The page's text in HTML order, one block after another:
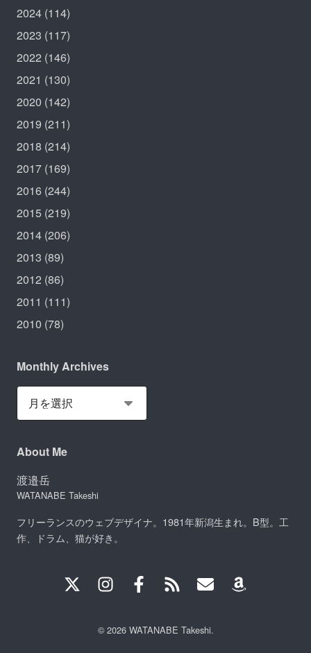
2024 (114)
2023 (117)
2022 (146)
2021 (130)
2020 (142)
2019 (211)
2018 (214)
2017 (169)
2016 (244)
2015 (219)
2014 (206)
2013 (89)
2012 (86)
2011 (111)
2010 (78)
Monthly Archives
About Me
渡邉岳
WATANABE Takeshi
フリーランスのウェブデザイナ。1981年新潟生まれ。B型。工
作、ドラム、猫が好き。
© 2026 WATANABE Takeshi.